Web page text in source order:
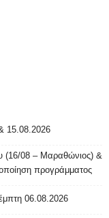
15.08.2026
(16/08 – Μαραθώνιος) &
προγράμματος
06.08.2026